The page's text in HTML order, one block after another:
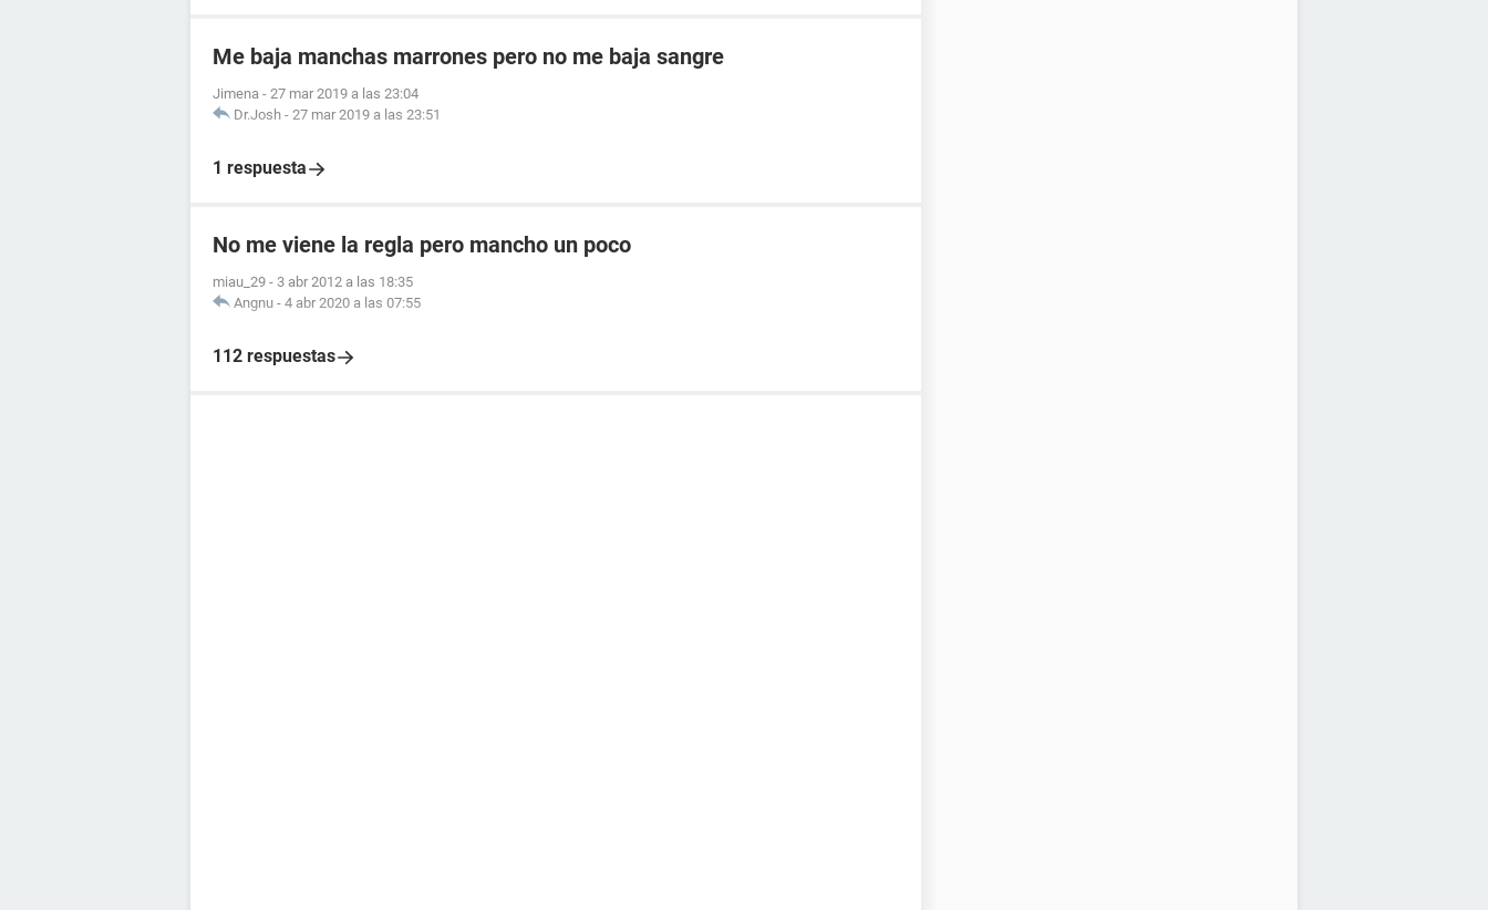
Me baja manchas marrones pero no me baja sangre
Jimena - 27 mar 2019 a las 23:04
Dr.Josh - 27 mar 2019 a las 23:51
1 respuesta
No me viene la regla pero mancho un poco
miau_29 - 3 abr 2012 a las 18:35
Angnu - 4 abr 2020 a las 07:55
112 respuestas